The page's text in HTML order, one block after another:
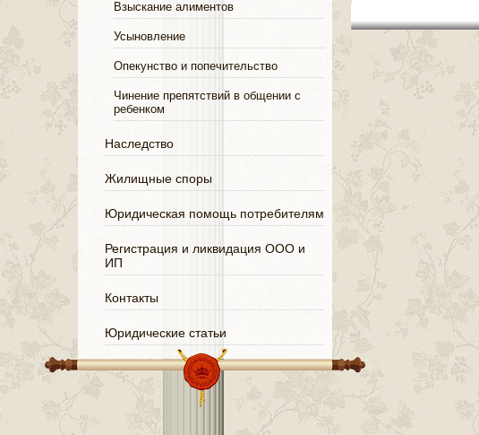
Взыскание алиментов
Усыновление
Опекунство и попечительство
Чинение препятствий в общении с
ребенком
Наследство
Жилищные споры
Юридическая помощь потребителям
Регистрация и ликвидация ООО и
ИП
Контакты
Юридические статьи